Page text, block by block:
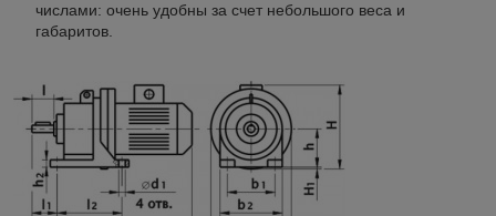
числами: очень удобны за счет небольшого веса и
габаритов.